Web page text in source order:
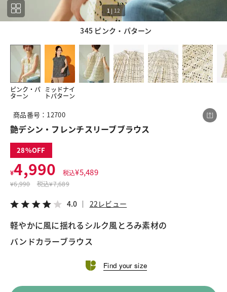
345 ピンク・パターン
1 | 12
ピンク・パ
ターン
ミッドナイ
トパターン
12
商品番号：12700
艶デシン・フレンチスリーブブラウス
28
¥4,990 税込¥5,489
¥6,990 税込¥7,689
4.0 22レビュー
軽やかに風に揺れるシルク風とろみ素材の
バンドカラーブラウス
Find your size
この商品をシェアする
¥4,990
税込¥5,489
LINE